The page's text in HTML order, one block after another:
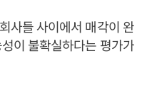
사들 사이에서 매각이 완
이 불확실하다는 평가가